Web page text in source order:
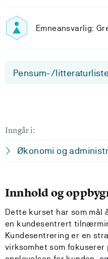
Emneansvarlig:
Pensum-/litteraturliste
Inngår i:
Økonomi og
Innhold og
Dette kurset har som mål
en kundesentrert
Kundesentrering er en
virksomhet som fokuserer